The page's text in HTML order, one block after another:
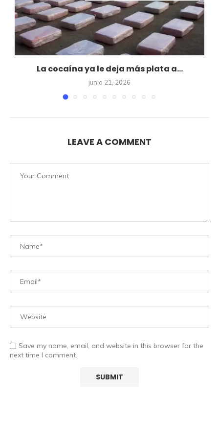
La cocaína ya le deja más plata a...
junio 21, 2026
LEAVE A COMMENT
Save my name, email, and website in this browser for the
next time I comment.